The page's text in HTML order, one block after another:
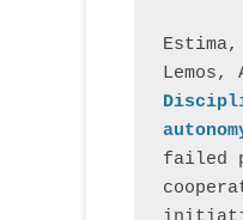
Lemos,
failed